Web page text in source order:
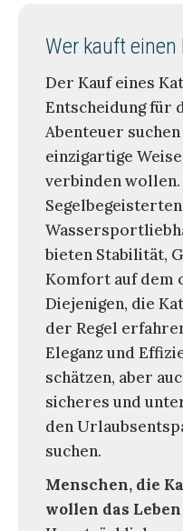
Wer kauft einen
Der Kauf eines
Entscheidung für
Abenteuer
einzigartige
verbinden wollen.
bieten Stabilität,
Komfort auf dem
Diejenigen, die
der Regel
Eleganz und
schätzen, aber
sicheres und
den
suchen.
Menschen, die
wollen das